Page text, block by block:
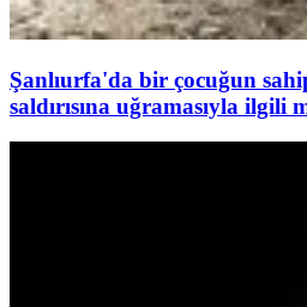
Şanlıurfa'da bir çocuğun
saldırısına uğramasıyla